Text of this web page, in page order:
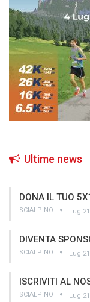
Ultime news
DONA IL TUO
SCIALPINO Lug
DIVENTA
SCIALPINO Lug
ISCRIVITI AL
SCIALPINO Lug